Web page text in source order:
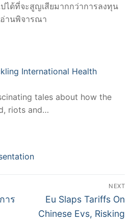
ได้ที่จะสูญเสียมากกว่าการลงทุน
านพิจารณา
International Health
tales about how the
riots and…
าร
NEXT
Next
post:
Eu Slaps Tariffs On
Chinese Evs, Risking